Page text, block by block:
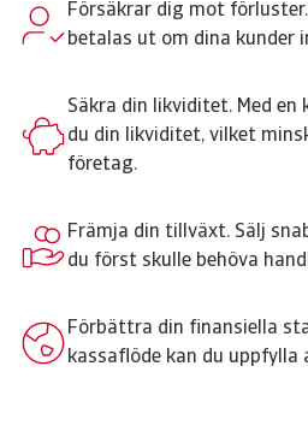
Försäkrar dig mot
betalas ut om dina kunder
Säkra din likviditet. Med
du din likviditet, vilket
företag.
Främja din tillväxt. Sälj
du först skulle behöva
Förbättra din finansiella
kassaflöde kan du uppfylla